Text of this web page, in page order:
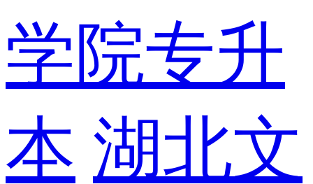
学院专升
本 湖北文